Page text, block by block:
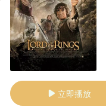
 立即播放